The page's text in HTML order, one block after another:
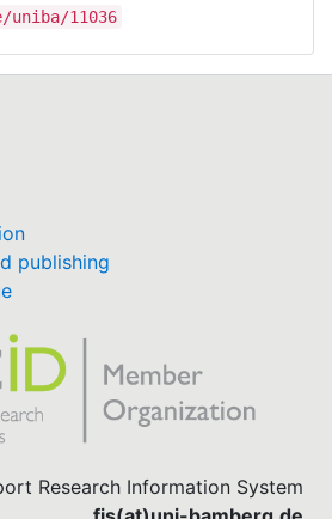
uniba/11036
publishing
Research Information System